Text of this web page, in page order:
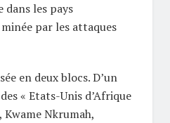
dans les pays
par les attaques
en deux blocs. D’un
« Etats-Unis d’Afrique
Nkrumah,